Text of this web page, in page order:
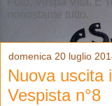
nonostante tutto.
domenica 20 luglio
Nuova uscita
Vespista n°8